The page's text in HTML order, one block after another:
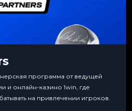
программа от ведущей
и онлайн-казино 1win, где
на привлечении игроков.